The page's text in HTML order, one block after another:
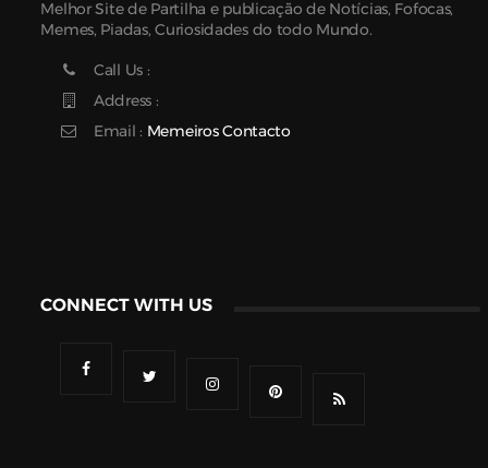
Melhor Site de Partilha e publicação de Notícias, Fofocas,
Memes, Piadas, Curiosidades do todo Mundo.
Call Us :
Address :
Email : Memeiros Contacto
CONNECT WITH US